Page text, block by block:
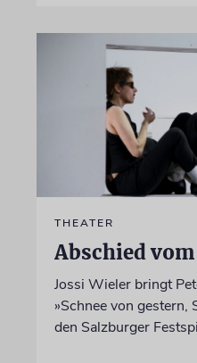
THEATER
Abschied
Jossi Wieler bringt
»Schnee von gestern,
den Salzburger